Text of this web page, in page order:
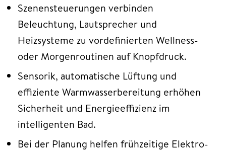
Szenensteuerungen verbinden
Beleuchtung, Lautsprecher und
Heizsysteme zu vordefinierten Wellness-
oder Morgenroutinen auf Knopfdruck.
Sensorik, automatische Lüftung und
effiziente Warmwasserbereitung erhöhen
Sicherheit und Energieeffizienz im
intelligenten Bad.
Bei der Planung helfen frühzeitige Elektro-